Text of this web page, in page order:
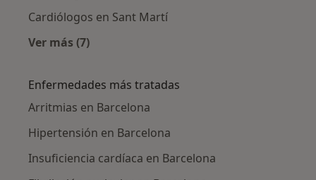
Cardiólogos en Sant Martí
Ver más (7)
Enfermedades más tratadas
Arritmias en Barcelona
Hipertensión en Barcelona
Insuficiencia cardíaca en Barcelona